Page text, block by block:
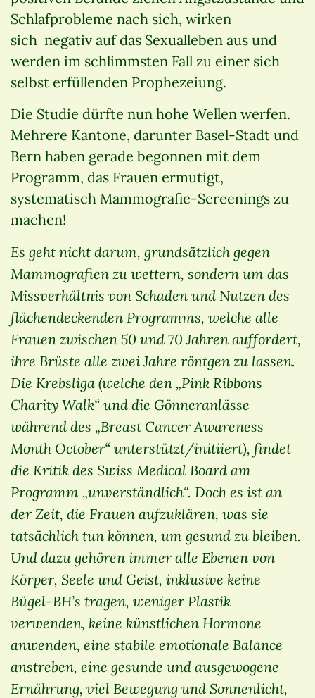
Schlafprobleme nach sich, wirken
sich negativ auf das Sexualleben aus und
werden im schlimmsten Fall zu einer sich
selbst erfüllenden Prophezeiung.
Die Studie dürfte nun hohe Wellen werfen.
Mehrere Kantone, darunter Basel-Stadt und
Bern haben gerade begonnen mit dem
Programm, das Frauen ermutigt,
systematisch Mammografie-Screenings zu
machen!
Es geht nicht darum, grundsätzlich gegen
Mammografien zu wettern, sondern um das
Missverhältnis von Schaden und Nutzen des
flächendeckenden Programms, welche alle
Frauen zwischen 50 und 70 Jahren auffordert,
ihre Brüste alle zwei Jahre röntgen zu lassen.
Die Krebsliga (welche den „Pink Ribbons
Charity Walk“ und die Gönneranlässe
während des „Breast Cancer Awareness
Month October“ unterstützt/initiiert), findet
die Kritik des Swiss Medical Board am
Programm „unverständlich“. Doch es ist an
der Zeit, die Frauen aufzuklären, was sie
tatsächlich tun können, um gesund zu bleiben.
Und dazu gehören immer alle Ebenen von
Körper, Seele und Geist, inklusive keine
Bügel-BH’s tragen, weniger Plastik
verwenden, keine künstlichen Hormone
anwenden, eine stabile emotionale Balance
anstreben, eine gesunde und ausgewogene
Ernährung, viel Bewegung und Sonnenlicht,